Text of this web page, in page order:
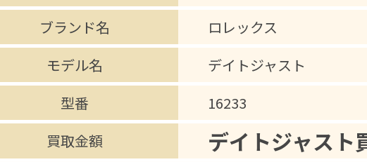
ブランド名
ロレックス
モデル名
デイトジャスト
型番
16233
買取金額
デイトジャスト